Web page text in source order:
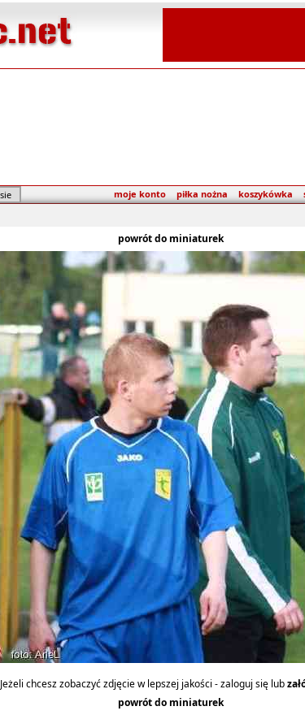
moje konto piłka nożna koszykówka
powrót do miniaturek
Jeżeli chcesz zobaczyć zdjęcie w lepszej jakości - zaloguj się lub
powrót do miniaturek